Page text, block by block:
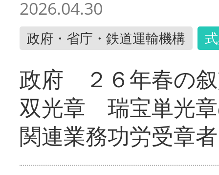
2026.04.30
政府・省庁・鉄道運輸機構
政府 ２６年春の
双光章 瑞宝単光
関連業務功労受章者